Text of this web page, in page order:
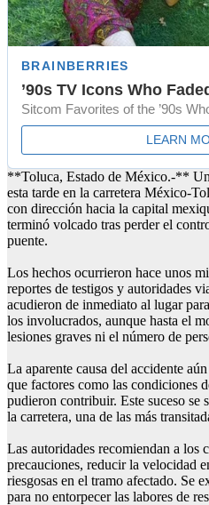
**Toluca, Estado de México.-**
esta tarde en la carretera México-
con dirección hacia la capital
terminó volcado tras perder el
puente.
Los hechos ocurrieron hace unos
reportes de testigos y autoridades
acudieron de inmediato al lugar
los involucrados, aunque hasta el
lesiones graves ni el número de
La aparente causa del accidente
que factores como las condiciones
pudieron contribuir. Este suceso se
la carretera, una de las más
Las autoridades recomiendan a los
precauciones, reducir la velocidad
riesgosas en el tramo afectado. Se
para no entorpecer las labores de